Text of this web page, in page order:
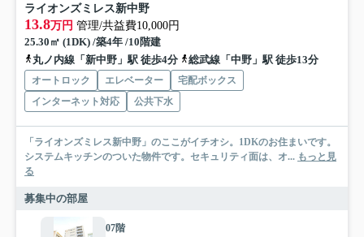
ライオンズミレス新中野
13.8万円 管理/共益費10,000円
25.30㎡ (1DK) /築4年 /10階建
丸ノ内線「新中野」駅 徒歩4分
総武線「中野」駅 徒歩13分
オートロック エレベーター
宅配ボックス
インターネット対応
公共下水
「ライオンズミレス新中野」のここがイチオシ。1DKのお住まいです。
システムキッチンのついた物件です。セキュリティ面は、オ... もっと見
る
募集中の部屋
07階